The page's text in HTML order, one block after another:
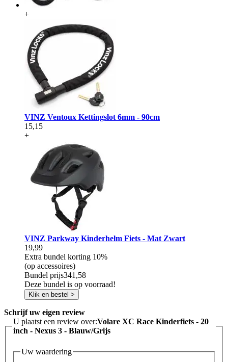
+
VINZ Ventoux Kettingslot 6mm - 90cm
15,15
+
VINZ Parkway Kinderhelm Fiets - Mat Zwart
19,99
Extra bundel korting 10%
(op accessoires)
Bundel prijs341,58
Deze bundel is op voorraad!
Klik en bestel >
Schrijf uw eigen review
U plaatst een review over:Volare XC Race Kinderfiets - 20
inch - Nexus 3 - Blauw/Grijs
Uw waardering